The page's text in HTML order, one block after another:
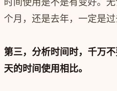
个月，还是去年，一定是过
第三，分析时间时，千万
天的时间使用相比。